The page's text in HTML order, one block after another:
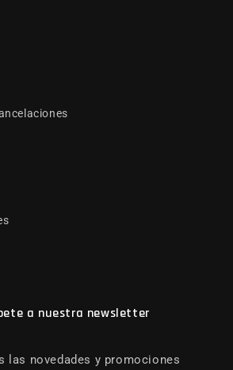
a nuestra newsletter
las novedades y promociones